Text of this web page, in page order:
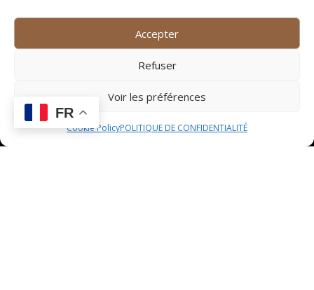
Accepter
Refuser
Voir les préférences
Cookie PolicyPOLITIQUE DE CONFIDENTIALITÉ
Vous pourrez également vous rendre chez « La
Gourmandise de Grabels », une adresse prisée des
amateurs de desserts raffinés.
les pâtissiers locaux
Les pâtissiers locaux de Grabels rivalisent de
FR